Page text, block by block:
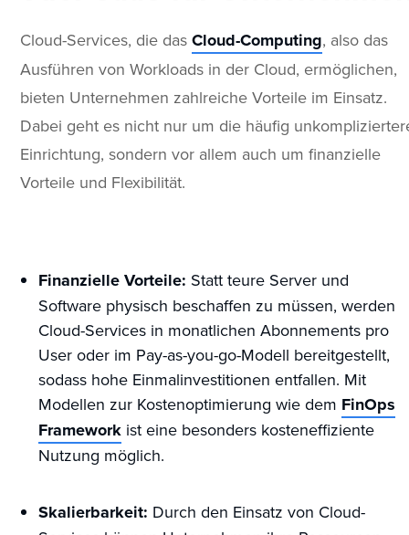
Cloud-Services, die dasCloud-Computing, also das
Ausführen von Workloads in der Cloud, ermöglichen,
bieten Unternehmen zahlreiche Vorteile im Einsatz.
Dabei geht es nicht nur um die häufig
Einrichtung, sondern vor allem auch um finanzielle
Vorteile und Flexibilität.
Finanzielle Vorteile: Statt teure Server und
Software physisch beschaffen zu müssen, werden
Cloud-Services in monatlichen Abonnements pro
User oder im Pay-as-you-go-Modell bereitgestellt,
sodass hohe Einmalinvestitionen entfallen. Mit
Modellen zur Kostenoptimierung wie dem FinOps
Frameworkist eine besonders kosteneffiziente
Nutzung möglich.
Skalierbarkeit: Durch den Einsatz von Cloud-